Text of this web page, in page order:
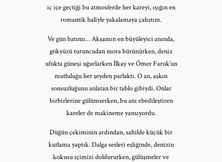
iç içe geçtiği bu atmosferde her kareyi, ışığın en
romantik haliyle yakalamaya çalıştım.
Ve gün batımı… Akşamın en büyüleyici anında,
gökyüzü turuncudan mora bürünürken, deniz
ufukta güneşi uğurlarken İlkay ve Ömer Faruk’un
mutluluğu her şeyden parlaktı. O an, aşkın
sonsuzluğunu anlatan bir tablo gibiydi. Onlar
birbirlerine gülümserken, bu anı ebedileştiren
kareler de makineme yansıyordu.
Düğün çekiminin ardından, sahilde küçük bir
kutlama yaptık. Dalga sesleri eşliğinde, denizin
kokusu içimizi doldururken, gülüşmeler ve